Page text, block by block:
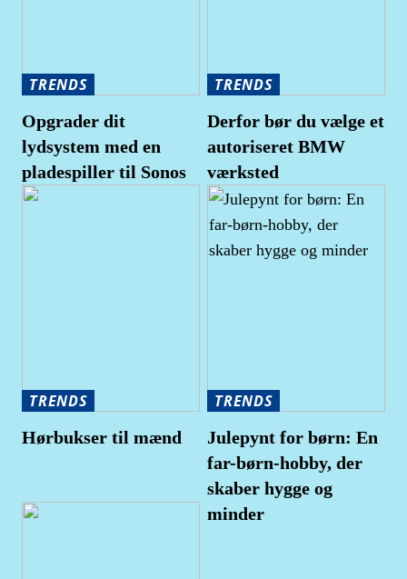
TRENDS
Opgrader dit
lydsystem med en
pladespiller til Sonos
TRENDS
Derfor bør du vælge et
autoriseret BMW
værksted
TRENDS
Hørbukser til mænd
TRENDS
Julepynt for børn: En
far-børn-hobby, der
skaber hygge og
minder